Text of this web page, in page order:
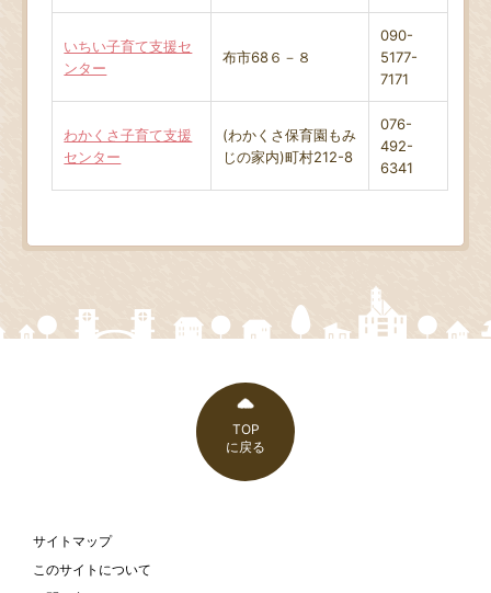
いちい子育て支援セ
ンター
布市68６－８
090-
5177-
7171
わかくさ子育て支援
センター
(わかくさ保育園もみ
じの家内)町村212-8
076-
492-
6341
TOP
に戻る
サイトマップ
このサイトについて